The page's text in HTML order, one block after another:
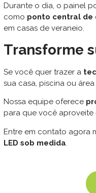
Durante o dia, o painel
como ponto central de
em casas de veraneio.
Transforme
Se você quer trazer a
sua casa, piscina ou
Nossa equipe oferece
para que você aproveite
Entre em contato agora
LED sob medida.